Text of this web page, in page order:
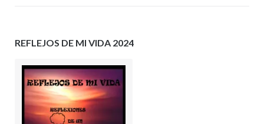
REFLEJOS DE MI VIDA 2024